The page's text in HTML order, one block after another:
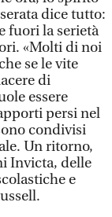
dice tutto:
fuori la serietà
«Molti di noi
se le vite
di
essere
persi nel
condivisi
Un ritorno,
Invicta, delle
e